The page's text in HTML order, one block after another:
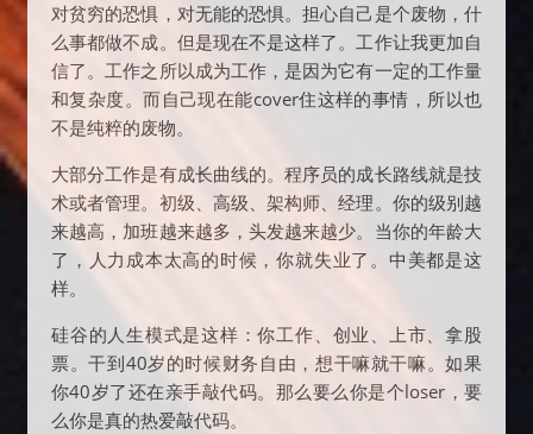
对贫穷的恐惧，对无能的恐惧。担心自己是个废物，什
么事都做不成。但是现在不是这样了。工作让我更加自
信了。工作之所以成为工作，是因为它有一定的工作量
和复杂度。而自己现在能cover住这样的事情，所以也
不是纯粹的废物。
大部分工作是有成长曲线的。程序员的成长路线就是技
术或者管理。初级、高级、架构师、经理。你的级别越
来越高，加班越来越多，头发越来越少。当你的年龄大
了，人力成本太高的时候，你就失业了。中美都是这
样。
硅谷的人生模式是这样：你工作、创业、上市、拿股
票。干到40岁的时候财务自由，想干嘛就干嘛。如果
你40岁了还在亲手敲代码。那么要么你是个loser，要
么你是真的热爱敲代码。